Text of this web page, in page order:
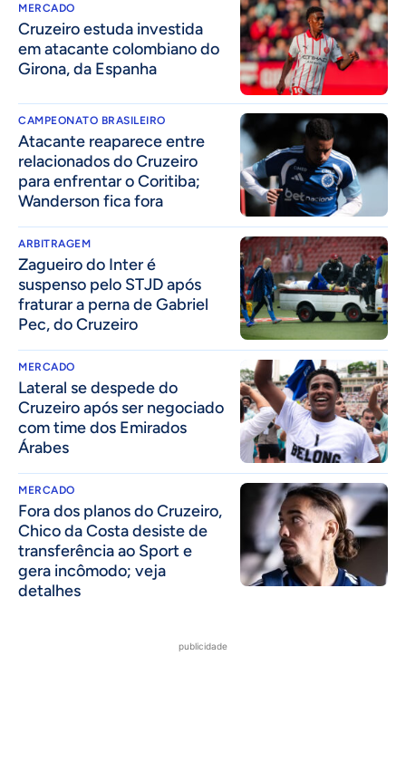
MERCADO
Cruzeiro estuda investida
em atacante colombiano do
Girona, da Espanha
CAMPEONATO BRASILEIRO
Atacante reaparece entre
relacionados do Cruzeiro
para enfrentar o Coritiba;
Wanderson fica fora
ARBITRAGEM
Zagueiro do Inter é
suspenso pelo STJD após
fraturar a perna de Gabriel
Pec, do Cruzeiro
MERCADO
Lateral se despede do
Cruzeiro após ser negociado
com time dos Emirados
Árabes
MERCADO
Fora dos planos do Cruzeiro,
Chico da Costa desiste de
transferência ao Sport e
gera incômodo; veja
detalhes
publicidade